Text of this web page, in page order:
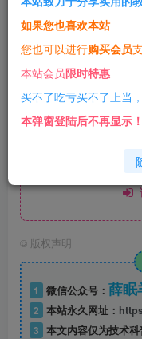
CPU挖矿可以得到的
议有所不同，它是基于
这一期为什么专门出给
着会员大佬们了，下
此处
© 版权声明
1 微信公众号： 薛眠
2 本站永久网址：
3 本文内容仅为技术
如果您也喜欢本站
您也可以进行购买会员
本站会员限时特惠
买不了吃亏买不了上当
本弹窗登陆后不再显示！